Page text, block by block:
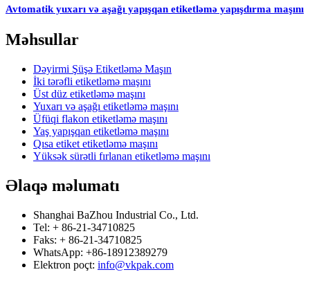
Avtomatik yuxarı və aşağı yapışqan etiketləmə yapışdırma maşını
Məhsullar
Dəyirmi Şüşə Etiketləmə Maşın
İki tərəfli etiketləmə maşını
Üst düz etiketləmə maşını
Yuxarı və aşağı etiketləmə maşını
Üfüqi flakon etiketləmə maşını
Yaş yapışqan etiketləmə maşını
Qısa etiket etiketləmə maşını
Yüksək sürətli fırlanan etiketləmə maşını
Əlaqə məlumatı
Shanghai BaZhou Industrial Co., Ltd.
Tel: + 86-21-34710825
Faks: + 86-21-34710825
WhatsApp: +86-18912389279
Elektron poçt: info@vkpak.com